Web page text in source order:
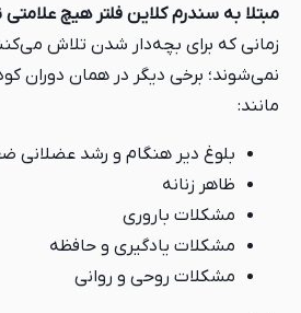
مبتلا به سندرم کلاین فلتر هیچ علامتی
زمانی که برای بچه‌دار شدن تلاش
نمی‌شوند؛ برخی دیگر در همان دوران
مانند:
بلوغ دیر هنگام و رشد عضلانی
ظاهر زنانه
مشکلات باروری
مشکلات یادگیری و حافظه
مشکلات روحی و روانی